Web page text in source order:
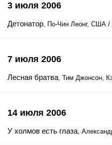
3 июля 2006
Детонатор, По-Чин Леонг, США /
7 июля 2006
Лесная братва, Тим Джонсон,
14 июля 2006
У холмов есть глаза,